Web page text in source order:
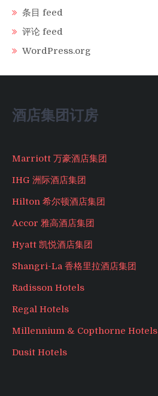
条目 feed
评论 feed
WordPress.org
酒店集团订房
Marriott 万豪酒店集团
IHG 洲际酒店集团
Hilton 希尔顿酒店集团
Accor 雅高酒店集团
Hyatt 凯悦酒店集团
Shangri-La 香格里拉酒店集团
Radisson Hotels
Regal Hotels
Millennium & Copthorne Hotels
Dusit Hotels